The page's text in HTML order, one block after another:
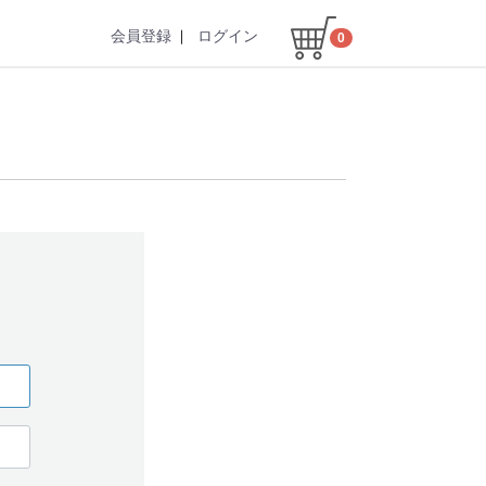
0
会員登録 ログイン